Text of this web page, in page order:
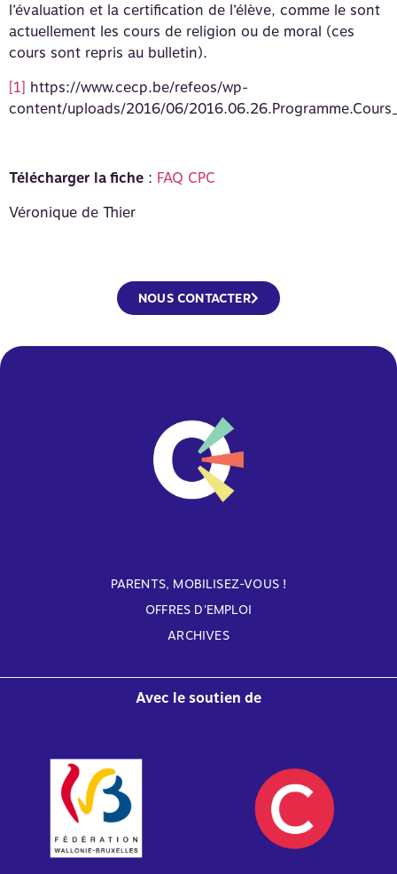
l’évaluation et la certification de l’élève, comme le sont
actuellement les cours de religion ou de moral (ces
cours sont repris au bulletin).
[1] https://www.cecp.be/refeos/wp-
content/uploads/2016/06/
Télécharger la fiche : FAQ CPC
Véronique de Thier
NOUS CONTACTER
PARENTS, MOBILISEZ-VOUS !
OFFRES D'EMPLOI
ARCHIVES
Avec le soutien de